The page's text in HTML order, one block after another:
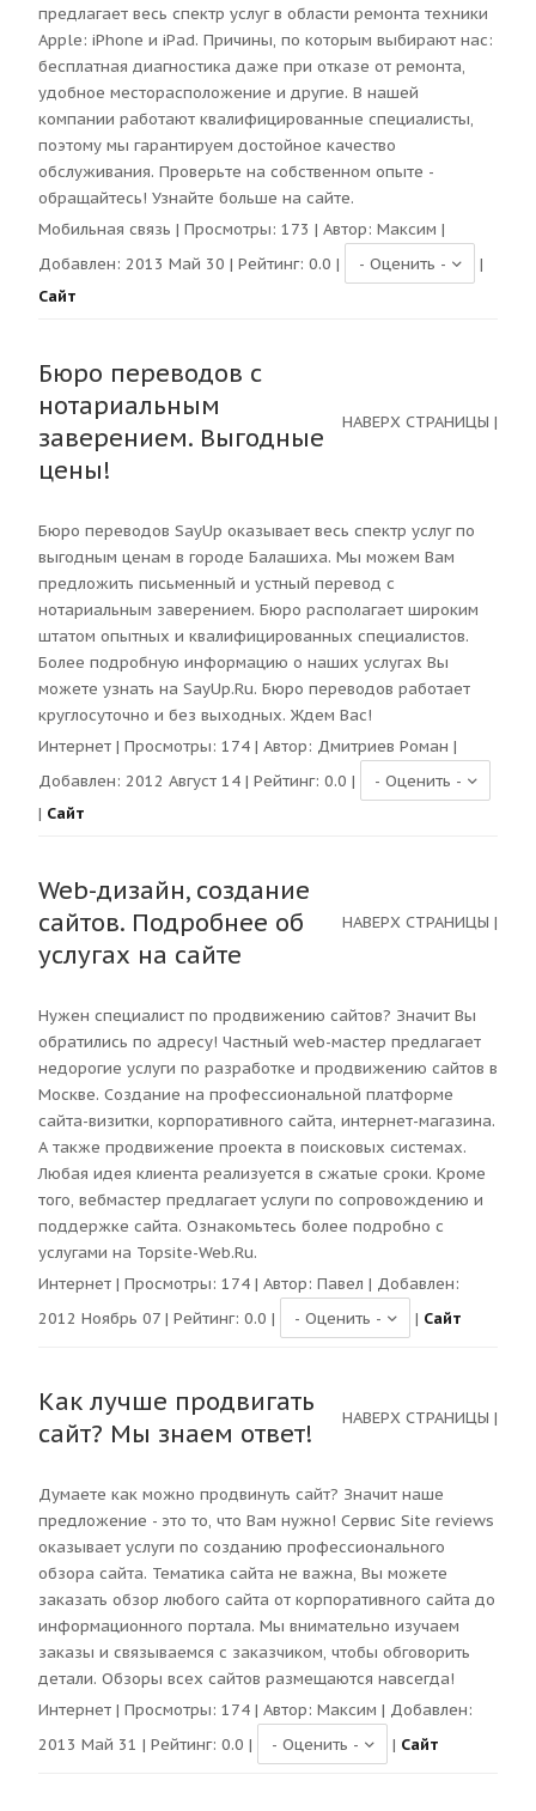
предлагает весь спектр услуг в области ремонта техники
Apple: iPhone и iPad. Причины, по которым выбирают нас:
бесплатная диагностика даже при отказе от ремонта,
удобное месторасположение и другие. В нашей
компании работают квалифицированные специалисты,
поэтому мы гарантируем достойное качество
обслуживания. Проверьте на собственном опыте -
обращайтесь! Узнайте больше на сайте.
Мобильная связь | Просмотры: 173 | Автор: Максим |
Добавлен: 2013 Май 30 | Рейтинг: 0.0 |
|
Сайт
Бюро переводов с
нотариальным
заверением. Выгодные
цены!
НАВЕРХ СТРАНИЦЫ |
Бюро переводов SayUp оказывает весь спектр услуг по
выгодным ценам в городе Балашиха. Мы можем Вам
предложить письменный и устный перевод с
нотариальным заверением. Бюро располагает широким
штатом опытных и квалифицированных специалистов.
Более подробную информацию о наших услугах Вы
можете узнать на SayUp.Ru. Бюро переводов работает
круглосуточно и без выходных. Ждем Вас!
Интернет | Просмотры: 174 | Автор: Дмитриев Роман |
Добавлен: 2012 Август 14 | Рейтинг: 0.0 |
| Сайт
Web-дизайн, создание
сайтов. Подробнее об
услугах на сайте
НАВЕРХ СТРАНИЦЫ |
Нужен специалист по продвижению сайтов? Значит Вы
обратились по адресу! Частный web-мастер предлагает
недорогие услуги по разработке и продвижению сайтов в
Москве. Создание на профессиональной платформе
сайта-визитки, корпоративного сайта, интернет-магазина.
А также продвижение проекта в поисковых системах.
Любая идея клиента реализуется в сжатые сроки. Кроме
того, вебмастер предлагает услуги по сопровождению и
поддержке сайта. Ознакомьтесь более подробно с
услугами на Topsite-Web.Ru.
Интернет | Просмотры: 174 | Автор: Павел | Добавлен:
2012 Ноябрь 07 | Рейтинг: 0.0 | | Сайт
Как лучше продвигать
сайт? Мы знаем ответ!
НАВЕРХ СТРАНИЦЫ |
Думаете как можно продвинуть сайт? Значит наше
предложение - это то, что Вам нужно! Сервис Site reviews
оказывает услуги по созданию профессионального
обзора сайта. Тематика сайта не важна, Вы можете
заказать обзор любого сайта от корпоративного сайта до
информационного портала. Мы внимательно изучаем
заказы и связываемся с заказчиком, чтобы обговорить
детали. Обзоры всех сайтов размещаются навсегда!
Интернет | Просмотры: 174 | Автор: Максим | Добавлен:
2013 Май 31 | Рейтинг: 0.0 | | Сайт